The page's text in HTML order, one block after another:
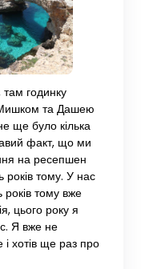
годинку
Мишком та Дашею
ще було кілька
факт, що ми
на ресепшен
років тому. У нас
років тому вже
цього року я
Я вже не
хотів ще раз про